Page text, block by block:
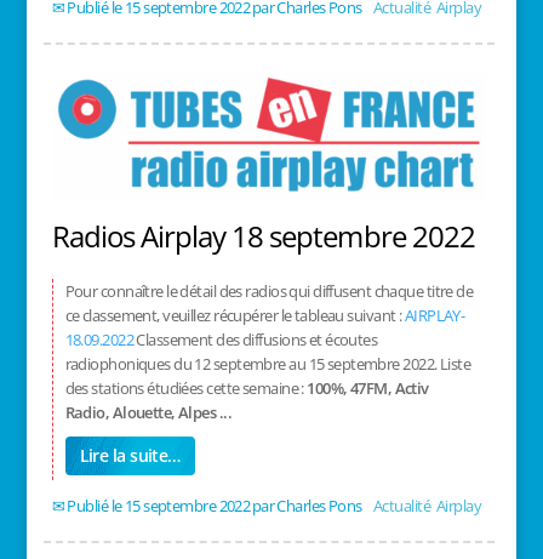
15 septembre 2022/ Charles Pons/Actualité, Airplay
Radios Airplay 18 septembre 2022
Pour connaître le détail des radios qui diffusent chaque titre de
ce classement, veuillez récupérer le tableau suivant :AIRPLAY-
18.09.2022Classement des diffusions et écoutes
radiophoniques du 12 septembre au 15 septembre 2022. Liste
des stations étudiées cette semaine :100%, 47FM, Activ
Radio, Alouette, Alpes ...
Lire la suite…
15 septembre 2022/ Charles Pons/Actualité, Airplay